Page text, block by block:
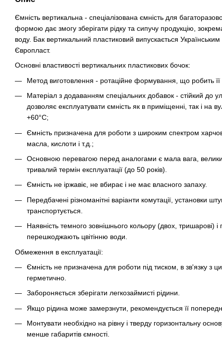
Ємність вертикальна - спеціалізована ємність для
формою дає змогу зберігати рідку та сипучу продукцію,
воду. Бак вертикальний пластиковий випускається
Європласт.
Основні властивості вертикальних пластикових бочок:
Метод виготовлення - ротаційне формування, що робить її
Матеріал з додаванням спеціальних добавок - стійкий до
дозволяє експлуатувати ємність як в приміщенні, так і на
+60°C;
Ємність призначена для роботи з широким спектром
масла, кислоти і т.д.;
Основною перевагою перед аналогами є мала вага,
тривалий термін експлуатації (до 50 років).
Ємність не іржавіє, не вбирає і не має власного запаху.
Передбачені різноманітні варіанти комутації, установки
транспортується.
Наявність темного зовнішнього кольору (двох, тришарові)
перешкоджають цвітінню води.
Обмеження в експлуатації:
Ємність не призначена для роботи під тиском, в зв'язку з
герметично.
Забороняється зберігати легкозаймисті рідини.
Якщо рідина може замерзнути, рекомендується її
Монтувати необхідно на рівну і тверду горизонтальну
менше габаритів ємності.